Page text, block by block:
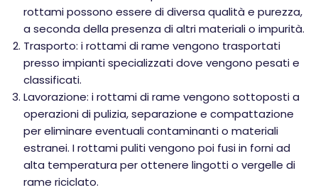
rottami possono essere di diversa qualità e purezza,
a seconda della presenza di altri materiali o impurità.
Trasporto: i rottami di rame vengono trasportati
presso impianti specializzati dove vengono pesati e
classificati.
Lavorazione: i rottami di rame vengono sottoposti a
operazioni di pulizia, separazione e compattazione
per eliminare eventuali contaminanti o materiali
estranei. I rottami puliti vengono poi fusi in forni ad
alta temperatura per ottenere lingotti o vergelle di
rame riciclato.